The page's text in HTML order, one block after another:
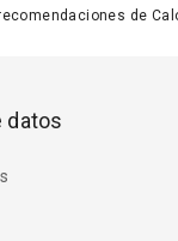
de
datos